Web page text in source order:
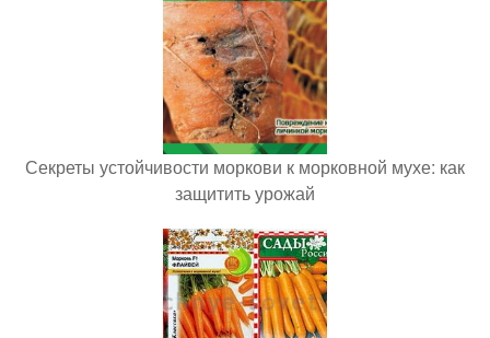
Секреты устойчивости моркови к морковной мухе: как
защитить урожай